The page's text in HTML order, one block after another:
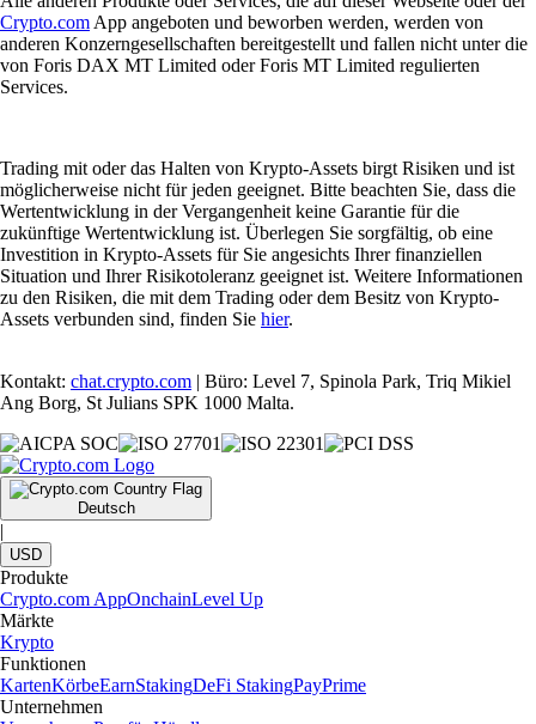
Crypto.com App angeboten und beworben werden, werden von
anderen Konzerngesellschaften bereitgestellt und fallen nicht unter die
von Foris DAX MT Limited oder Foris MT Limited regulierten
Services.
Trading mit oder das Halten von Krypto-Assets birgt Risiken und ist
möglicherweise nicht für jeden geeignet. Bitte beachten Sie, dass die
Wertentwicklung in der Vergangenheit keine Garantie für die
zukünftige Wertentwicklung ist. Überlegen Sie sorgfältig, ob eine
Investition in Krypto-Assets für Sie angesichts Ihrer finanziellen
Situation und Ihrer Risikotoleranz geeignet ist. Weitere Informationen
zu den Risiken, die mit dem Trading oder dem Besitz von Krypto-
Assets verbunden sind, finden Sie hier.
Kontakt: chat.crypto.com | Büro: Level 7, Spinola Park, Triq Mikiel
Ang Borg, St Julians SPK 1000 Malta.
Deutsch
|
USD
Produkte
Crypto.com AppOnchainLevel Up
Märkte
Krypto
Funktionen
KartenKörbeEarnStakingDeFi StakingPayPrime
Unternehmen